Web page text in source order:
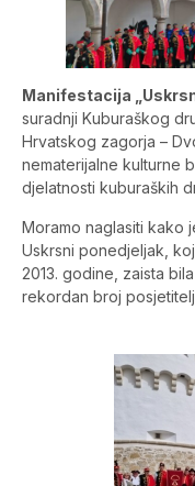
Manifestacija
suradnji Kuburaškog
Hrvatskog zagorja –
nematerijalne kulturne
djelatnosti kuburaških
Moramo naglasiti kako
Uskrsni ponedjeljak,
2013. godine, zaista
rekordan broj